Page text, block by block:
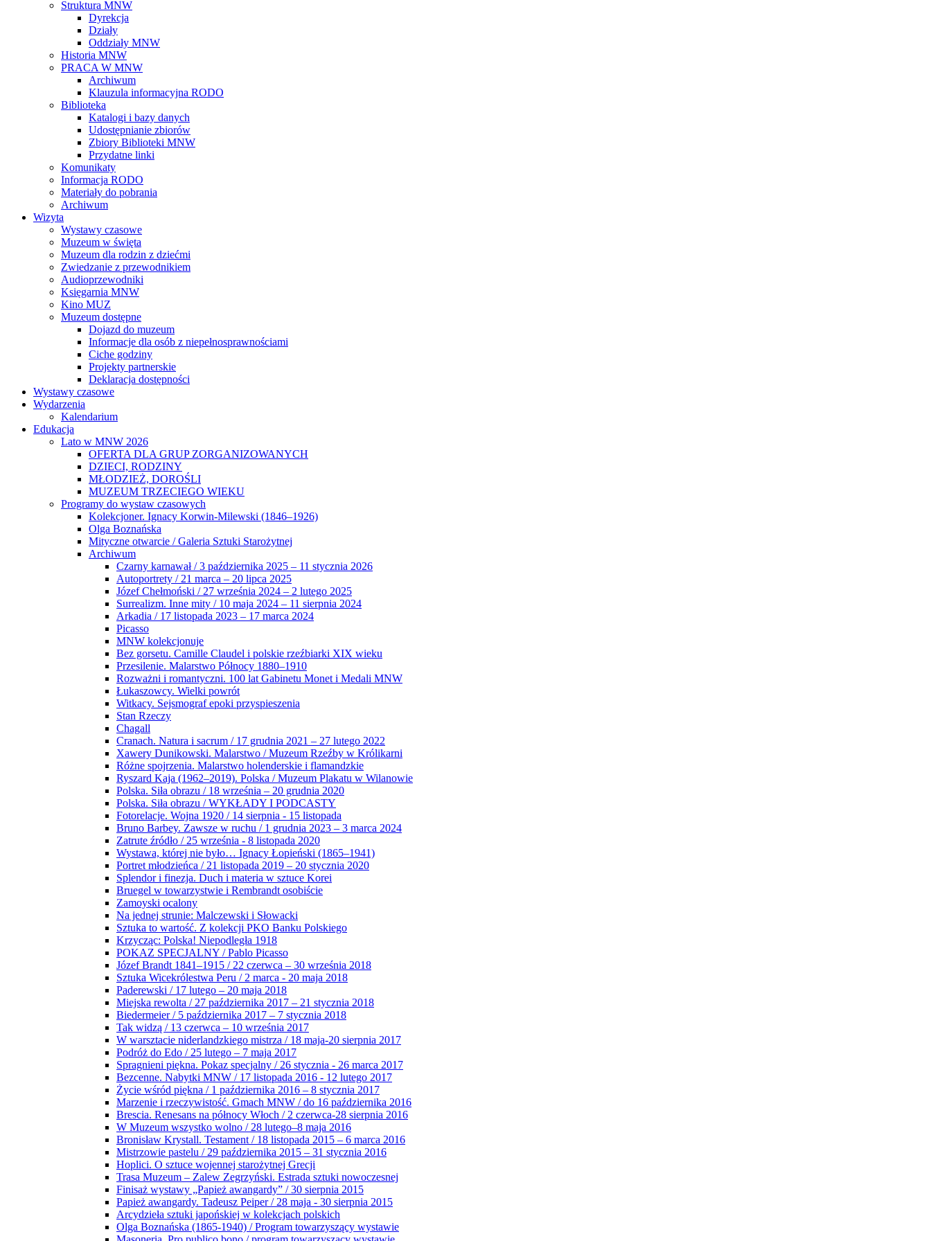
Struktura MNW
Dyrekcja
Działy
Oddziały MNW
Historia MNW
PRACA W MNW
Archiwum
Klauzula informacyjna RODO
Biblioteka
Katalogi i bazy danych
Udostępnianie zbiorów
Zbiory Biblioteki MNW
Przydatne linki
Komunikaty
Informacja RODO
Materiały do pobrania
Archiwum
Wizyta
Wystawy czasowe
Muzeum w święta
Muzeum dla rodzin z dziećmi
Zwiedzanie z przewodnikiem
Audioprzewodniki
Księgarnia MNW
Kino MUZ
Muzeum dostępne
Dojazd do muzeum
Informacje dla osób z niepełnosprawnościami
Ciche godziny
Projekty partnerskie
Deklaracja dostępności
Wystawy czasowe
Wydarzenia
Kalendarium
Edukacja
Lato w MNW 2026
OFERTA DLA GRUP ZORGANIZOWANYCH
DZIECI, RODZINY
MŁODZIEŻ, DOROŚLI
MUZEUM TRZECIEGO WIEKU
Programy do wystaw czasowych
Kolekcjoner. Ignacy Korwin-Milewski (1846–1926)
Olga Boznańska
Mityczne otwarcie / Galeria Sztuki Starożytnej
Archiwum
Czarny karnawał / 3 października 2025 – 11 stycznia 2026
Autoportrety / 21 marca – 20 lipca 2025
Józef Chełmoński / 27 września 2024 – 2 lutego 2025
Surrealizm. Inne mity / 10 maja 2024 – 11 sierpnia 2024
Arkadia / 17 listopada 2023 – 17 marca 2024
Picasso
MNW kolekcjonuje
Bez gorsetu. Camille Claudel i polskie rzeźbiarki XIX wieku
Przesilenie. Malarstwo Północy 1880–1910
Rozważni i romantyczni. 100 lat Gabinetu Monet i Medali MNW
Łukaszowcy. Wielki powrót
Witkacy. Sejsmograf epoki przyspieszenia
Stan Rzeczy
Chagall
Cranach. Natura i sacrum / 17 grudnia 2021 – 27 lutego 2022
Xawery Dunikowski. Malarstwo / Muzeum Rzeźby w Królikarni
Różne spojrzenia. Malarstwo holenderskie i flamandzkie
Ryszard Kaja (1962–2019). Polska / Muzeum Plakatu w Wilanowie
Polska. Siła obrazu / 18 września – 20 grudnia 2020
Polska. Siła obrazu / WYKŁADY I PODCASTY
Fotorelacje. Wojna 1920 / 14 sierpnia - 15 listopada
Bruno Barbey. Zawsze w ruchu / 1 grudnia 2023 – 3 marca 2024
Zatrute źródło / 25 września - 8 listopada 2020
Wystawa, której nie było… Ignacy Łopieński (1865–1941)
Portret młodzieńca / 21 listopada 2019 – 20 stycznia 2020
Splendor i finezja. Duch i materia w sztuce Korei
Bruegel w towarzystwie i Rembrandt osobiście
Zamoyski ocalony
Na jednej strunie: Malczewski i Słowacki
Sztuka to wartość. Z kolekcji PKO Banku Polskiego
Krzycząc: Polska! Niepodległa 1918
POKAZ SPECJALNY / Pablo Picasso
Józef Brandt 1841–1915 / 22 czerwca – 30 września 2018
Sztuka Wicekrólestwa Peru / 2 marca - 20 maja 2018
Paderewski / 17 lutego – 20 maja 2018
Miejska rewolta / 27 października 2017 – 21 stycznia 2018
Biedermeier / 5 października 2017 – 7 stycznia 2018
Tak widzą / 13 czerwca – 10 września 2017
W warsztacie niderlandzkiego mistrza / 18 maja-20 sierpnia 2017
Podróż do Edo / 25 lutego – 7 maja 2017
Spragnieni piękna. Pokaz specjalny / 26 stycznia - 26 marca 2017
Bezcenne. Nabytki MNW / 17 listopada 2016 - 12 lutego 2017
Życie wśród piękna / 1 października 2016 – 8 stycznia 2017
Marzenie i rzeczywistość. Gmach MNW / do 16 października 2016
Brescia. Renesans na północy Włoch / 2 czerwca-28 sierpnia 2016
W Muzeum wszystko wolno / 28 lutego–8 maja 2016
Bronisław Krystall. Testament / 18 listopada 2015 – 6 marca 2016
Mistrzowie pastelu / 29 października 2015 – 31 stycznia 2016
Hoplici. O sztuce wojennej starożytnej Grecji
Trasa Muzeum – Zalew Zegrzyński. Estrada sztuki nowoczesnej
Finisaż wystawy „Papież awangardy” / 30 sierpnia 2015
Papież awangardy. Tadeusz Peiper / 28 maja - 30 sierpnia 2015
Arcydzieła sztuki japońskiej w kolekcjach polskich
Olga Boznańska (1865-1940) / Program towarzyszący wystawie